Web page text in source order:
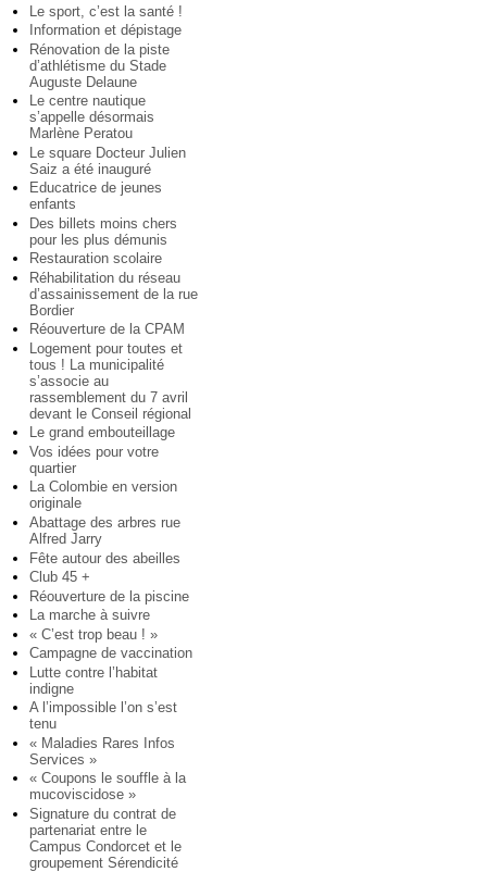
Le sport, c’est la santé !
Information et dépistage
Rénovation de la piste
d’athlétisme du Stade
Auguste Delaune
Le centre nautique
s’appelle désormais
Marlène Peratou
Le square Docteur Julien
Saiz a été inauguré
Educatrice de jeunes
enfants
Des billets moins chers
pour les plus démunis
Restauration scolaire
Réhabilitation du réseau
d’assainissement de la rue
Bordier
Réouverture de la CPAM
Logement pour toutes et
tous ! La municipalité
s’associe au
rassemblement du 7 avril
devant le Conseil régional
Le grand embouteillage
Vos idées pour votre
quartier
La Colombie en version
originale
Abattage des arbres rue
Alfred Jarry
Fête autour des abeilles
Club 45 +
Réouverture de la piscine
La marche à suivre
« C’est trop beau ! »
Campagne de vaccination
Lutte contre l’habitat
indigne
A l’impossible l’on s’est
tenu
« Maladies Rares Infos
Services »
« Coupons le souffle à la
mucoviscidose »
Signature du contrat de
partenariat entre le
Campus Condorcet et le
groupement Sérendicité